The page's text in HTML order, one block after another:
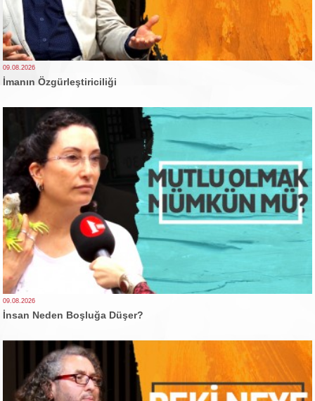
09.08.2026
İmanın Özgürleştiriciliği
09.08.2026
İnsan Neden Boşluğa Düşer?